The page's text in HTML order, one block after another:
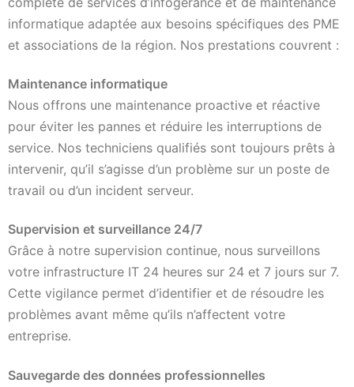
informatique adaptée aux besoins spécifiques des PME
et associations de la région. Nos prestations couvrent :
Maintenance informatique
Nous offrons une maintenance proactive et réactive
pour éviter les pannes et réduire les interruptions de
service. Nos techniciens qualifiés sont toujours prêts à
intervenir, qu’il s’agisse d’un problème sur un poste de
travail ou d’un incident serveur.
Supervision et surveillance 24/7
Grâce à notre supervision continue, nous surveillons
votre infrastructure IT 24 heures sur 24 et 7 jours sur 7.
Cette vigilance permet d’identifier et de résoudre les
problèmes avant même qu’ils n’affectent votre
entreprise.
Sauvegarde des données professionnelles